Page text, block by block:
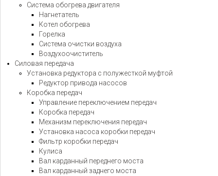
Система обогрева двигателя
Нагнетатель
Котел обогрева
Горелка
Система очистки воздуха
Воздухоочиститель
Силовая передача
Установка редуктора с полужесткой муфтой
Редуктор привода насосов
Коробка передач
Управление переключением передач
Коробка передач
Механизм переключения передач
Установка насоса коробки передач
Фильтр коробки передач
Кулиса
Вал карданный переднего моста
Вал карданный заднего моста